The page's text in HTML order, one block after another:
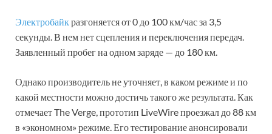
Электробайкразгоняется от 0 до 100 км/час за 3,5
секунды. В нем нет сцепления и переключения передач.
Заявленный пробег на одном заряде — до 180 км.
Однако производитель не уточняет, в каком режиме и по
какой местности можно достичь такого же результата. Как
отмечает The Verge, прототип LiveWire проезжал до 88 км
в «экономном» режиме. Его тестирование анонсировали